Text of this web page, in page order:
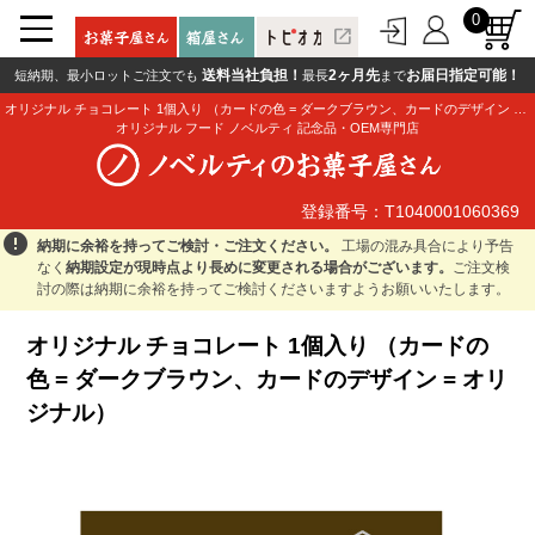
オリジナル フード ノベルティ 記念品・OEM専門店
open_in_new
短納期、最小ロットご注文でも 送料当社負担！ 最長2ヶ月先までお届日指定可能！
0
登録番号：T1040001060369
error 納期に余裕を持ってご検討・ご注文ください。
工場の混み具合により予告
なく納期設定が現時点より長めに変更される場合がございます。
ご注文検
討の際は納期に余裕を持ってご検討くださいますようお願いいたします。
登録番号：T1040001060369
オリジナル チョコレート 1個入り （カードの
色 = ダークブラウン、カードのデザイン = オリ
ジナル）